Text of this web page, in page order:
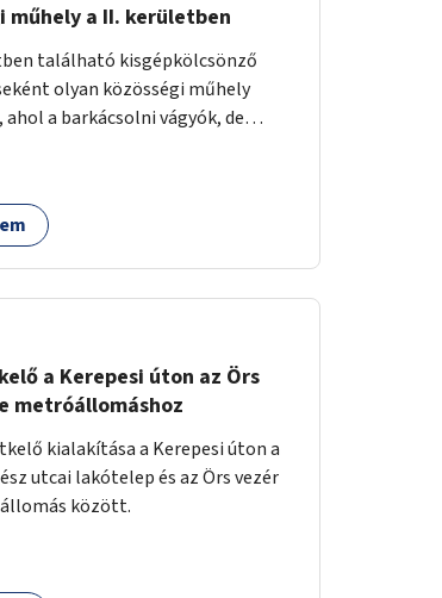
műhely a II. kerületben
található kisgépkölcsönző
olyan közösségi műhely
a barkácsolni vágyók, de
a Kerepesi úton az Örs
metróállomáshoz
kialakítása a Kerepesi úton a
utcai lakótelep és az Örs vezér
között.